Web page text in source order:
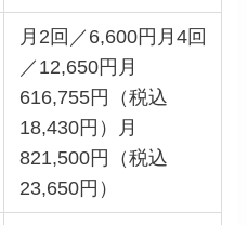
月2回／6,600円月4回
／12,650円月
616,755円（税込
18,430円）月
821,500円（税込
23,650円）